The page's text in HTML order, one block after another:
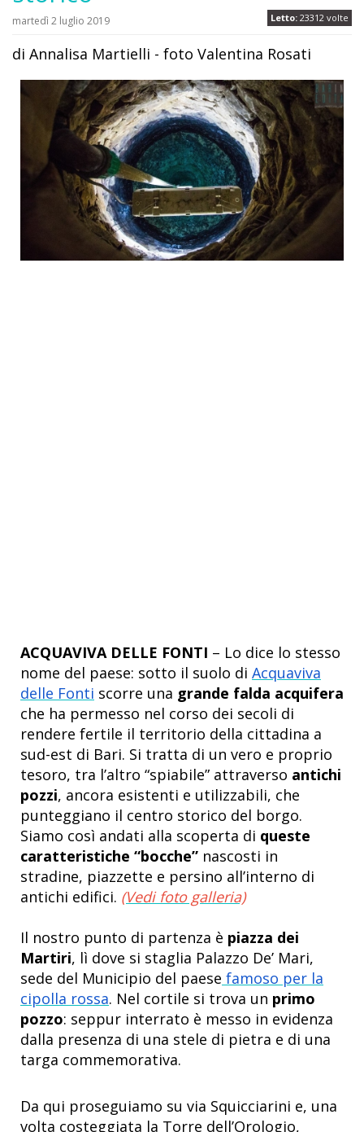
Letto: 23312 volte
martedì 2 luglio 2019
di Annalisa Martielli - foto Valentina Rosati
ACQUAVIVA DELLE FONTI – Lo dice lo stesso
nome del paese: sotto il suolo di Acquaviva
delle Fonti scorre una grande falda acquifera
che ha permesso nel corso dei secoli di
rendere fertile il territorio della cittadina a
sud-est di Bari. Si tratta di un vero e proprio
tesoro, tra l’altro “spiabile” attraverso antichi
pozzi, ancora esistenti e utilizzabili, che
punteggiano il centro storico del borgo.
Siamo così andati alla scoperta di queste
caratteristiche “bocche” nascosti in
stradine, piazzette e persino all’interno di
antichi edifici. (Vedi foto galleria)
Il nostro punto di partenza è piazza dei
Martiri, lì dove si staglia Palazzo De’ Mari,
sede del Municipio del paese famoso per la
cipolla rossa. Nel cortile si trova un primo
pozzo: seppur interrato è messo in evidenza
dalla presenza di una stele di pietra e di una
targa commemorativa.
Da qui proseguiamo su via Squicciarini e, una
volta costeggiata la Torre dell’Orologio,